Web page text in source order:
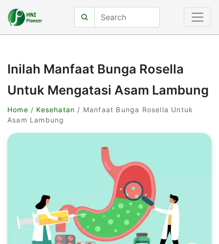
Inilah Manfaat Bunga Rosella
Untuk Mengatasi Asam Lambung
Home / Kesehatan / Manfaat Bunga Rosella Untuk
Asam Lambung